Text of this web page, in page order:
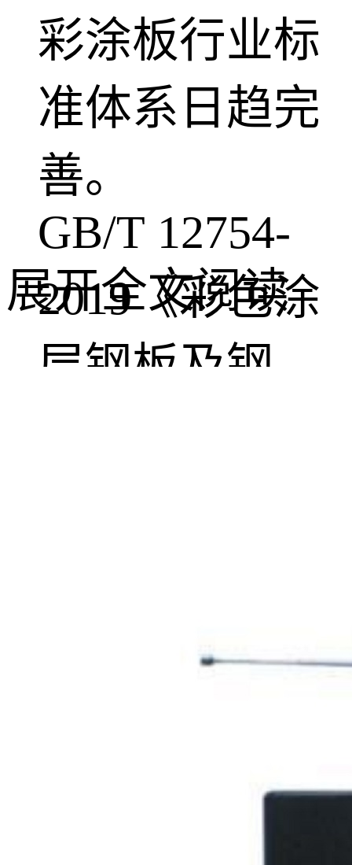
彩涂板行业标
准体系日趋完
善。
GB/T 12754-
2019《彩色涂
层钢板及钢
的性能指标。
展开全文阅读